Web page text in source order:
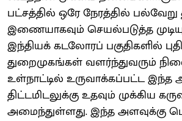
பட்சத்தில் ஒரே நேரத்தில்
இணையாகவும் செயல்படுத்த
இந்தியக் கடலோரப் பகுதிகளில்
துறைமுகங்கள் வளர்ந்துவரும்
உள்நாட்டில் உருவாக்கப்பட்ட இந்த
திட்டமிடலுக்கு உதவும் முக்கிய
அமைந்துள்ளது. இந்த அளவுக்கு